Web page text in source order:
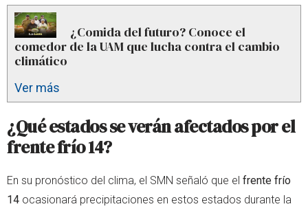
¿Comida del futuro? Conoce el
comedor de la UAM que lucha contra el cambio
climático
Ver más
¿Qué estados se verán afectados por el
frente frío 14?
En su pronóstico del clima, el SMN señaló que el frente frío
14 ocasionará precipitaciones en estos estados durante la